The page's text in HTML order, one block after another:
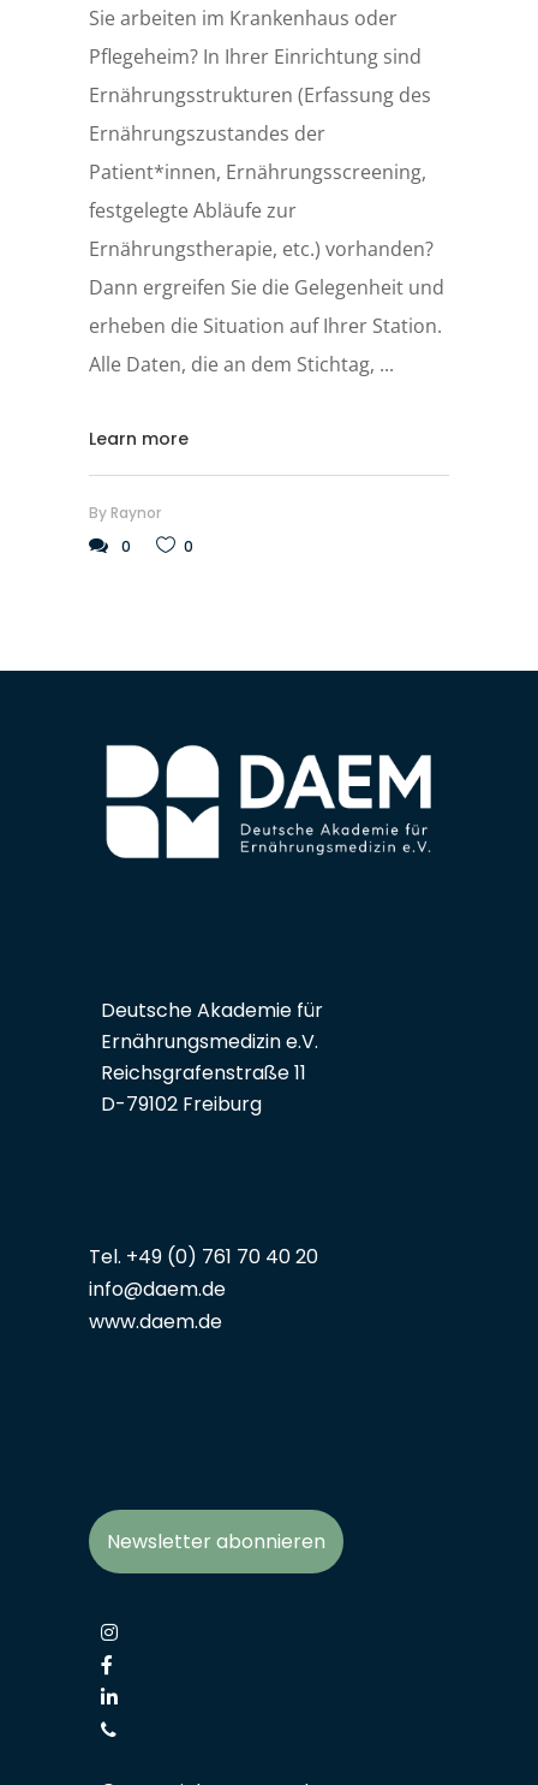
Sie arbeiten im Krankenhaus oder
Pflegeheim? In Ihrer Einrichtung sind
Ernährungsstrukturen (Erfassung des
Ernährungszustandes der
Patient*innen, Ernährungsscreening,
festgelegte Abläufe zur
Ernährungstherapie, etc.) vorhanden?
Dann ergreifen Sie die Gelegenheit und
erheben die Situation auf Ihrer Station.
Alle Daten, die an dem Stichtag,
Learn more
By Raynor
0
0
Deutsche Akademie für
Ernährungsmedizin e.V.
Reichsgrafenstraße 11
D-79102 Freiburg
Tel. +49 (0) 761 70 40 20
info@daem.de
www.daem.de
Newsletter abonnieren